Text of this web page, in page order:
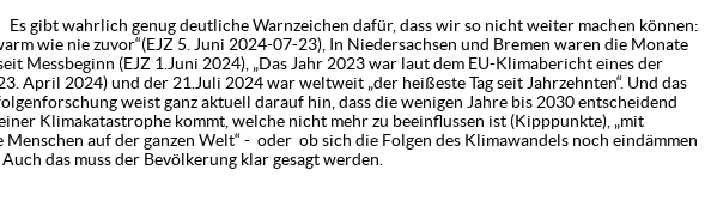
deutliche Warnzeichen dafür, dass wir so nicht weiter machen können:
wie nie zuvor“(EJZ 5. Juni 2024-07-23), In Niedersachsen und Bremen waren die Monate
Messbeginn (EJZ 1.Juni 2024), „Das Jahr 2023 war laut dem EU-Klimabericht eines der
April 2024) und der 21.Juli 2024 war weltweit „der heißeste Tag seit Jahrzehnten“. Und das
weist ganz aktuell darauf hin, dass die wenigen Jahre bis 2030 entscheidend
Klimakatastrophe kommt, welche nicht mehr zu beeinflussen ist (Kipppunkte), „mit
auf der ganzen Welt“ - oder ob sich die Folgen des Klimawandels noch eindämmen
das muss der Bevölkerung klar gesagt werden.